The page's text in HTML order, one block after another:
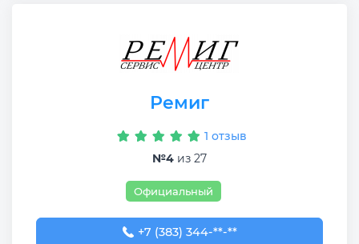
Ремиг
1 отзыв
№4 из 27
Официальный
+7 (383) 344-30-68
+7 (383) 344-**-**